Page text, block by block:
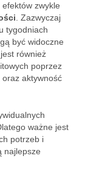
zwykle
. Zazwyczaj
tygodniach
być widoczne
również
poprzez
aktywność
ważne jest
potrzeb i
najlepsze